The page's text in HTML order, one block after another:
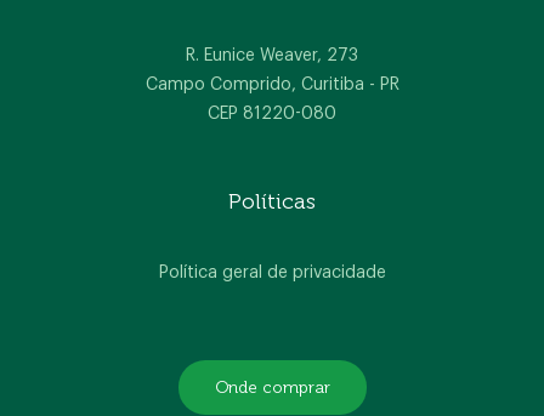
R. Eunice Weaver, 273
Campo Comprido, Curitiba - PR
CEP 81220-080
Políticas
Política geral de privacidade
Onde comprar